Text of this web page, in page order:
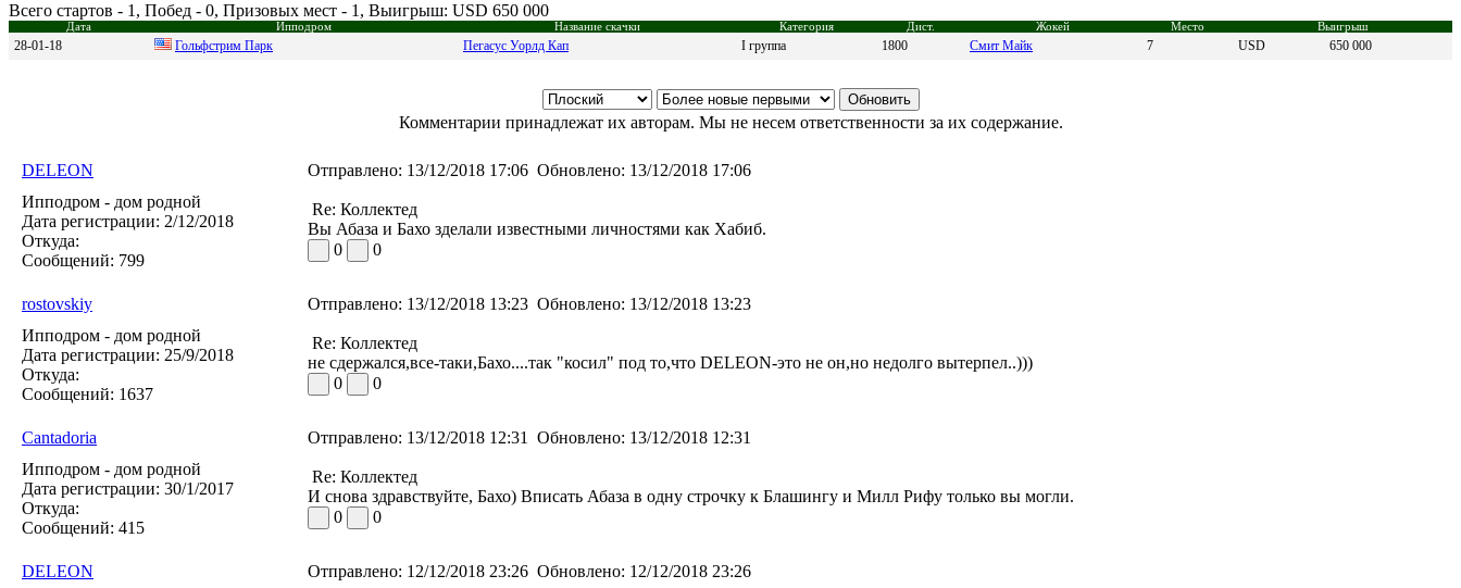
Всего стартов - 1, Побед - 0, Призовых мест - 1, Выигрыш: USD 650 000
Дата Ипподром Название скачки Категория Дист. Жокей Место Выигрыш
28-01-18 Гольфстpим Пapк Пегасус Уорлд Кап I группа 1800 Смит Mайк 7 USD 650 000
Комментарии принадлежат их авторам. Мы не несем ответственности за их содержание.
DELEON Отправлено: 13/12/2018 17:06 Обновлено: 13/12/2018 17:06
Ипподром - дом родной
Дата регистрации: 2/12/2018
Откуда:
Сообщений: 799
Re: Коллектед
Вы Абаза и Бахо зделали известными личностями как Хабиб.
0
0
rostovskiy Отправлено: 13/12/2018 13:23 Обновлено: 13/12/2018 13:23
Ипподром - дом родной
Дата регистрации: 25/9/2018
Откуда:
Сообщений: 1637
Re: Коллектед
не сдержался,все-таки,Бахо....так "косил" под то,что DELEON-это не он,но недолго вытерпел..)))
0
0
Cantadoria Отправлено: 13/12/2018 12:31 Обновлено: 13/12/2018 12:31
Ипподром - дом родной
Дата регистрации: 30/1/2017
Откуда:
Сообщений: 415
Re: Коллектед
И снова здравствуйте, Бахо) Вписать Абаза в одну строчку к Блашингу и Милл Рифу только вы могли.
0
0
DELEON Отправлено: 12/12/2018 23:26 Обновлено: 12/12/2018 23:26